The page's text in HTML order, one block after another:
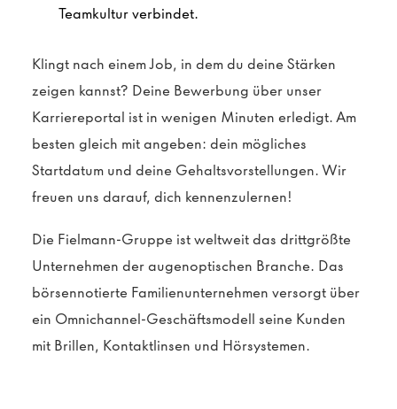
Teamkultur verbindet.
Klingt nach einem Job, in dem du deine Stärken
zeigen kannst? Deine Bewerbung über unser
Karriereportal ist in wenigen Minuten erledigt. Am
besten gleich mit angeben: dein mögliches
Startdatum und deine Gehaltsvorstellungen. Wir
freuen uns darauf, dich kennenzulernen!
Die Fielmann-Gruppe ist weltweit das drittgrößte
Unternehmen der augenoptischen Branche. Das
börsennotierte Familienunternehmen versorgt über
ein Omnichannel-Geschäftsmodell seine Kunden
mit Brillen, Kontaktlinsen und Hörsystemen.